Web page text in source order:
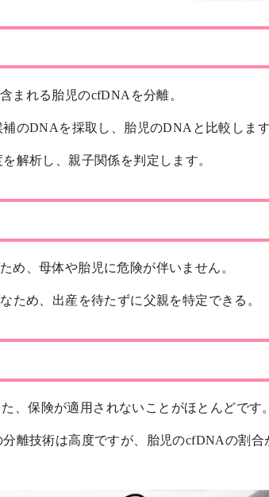
まれる胎児のcfDNAを分離。
のDNAを採取し、胎児のDNAと比較しま
解析し、親子関係を判定します。
め、母体や胎児に危険が伴いません。
ため、出産を待たずに父親を特定できる。
、保険が適用されないことがほとんどです
離技術は高度ですが、胎児のcfDNAの割